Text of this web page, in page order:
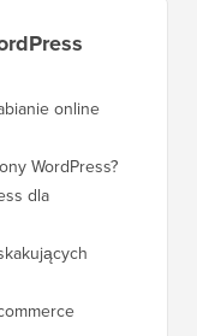
online
WordPress?
dla